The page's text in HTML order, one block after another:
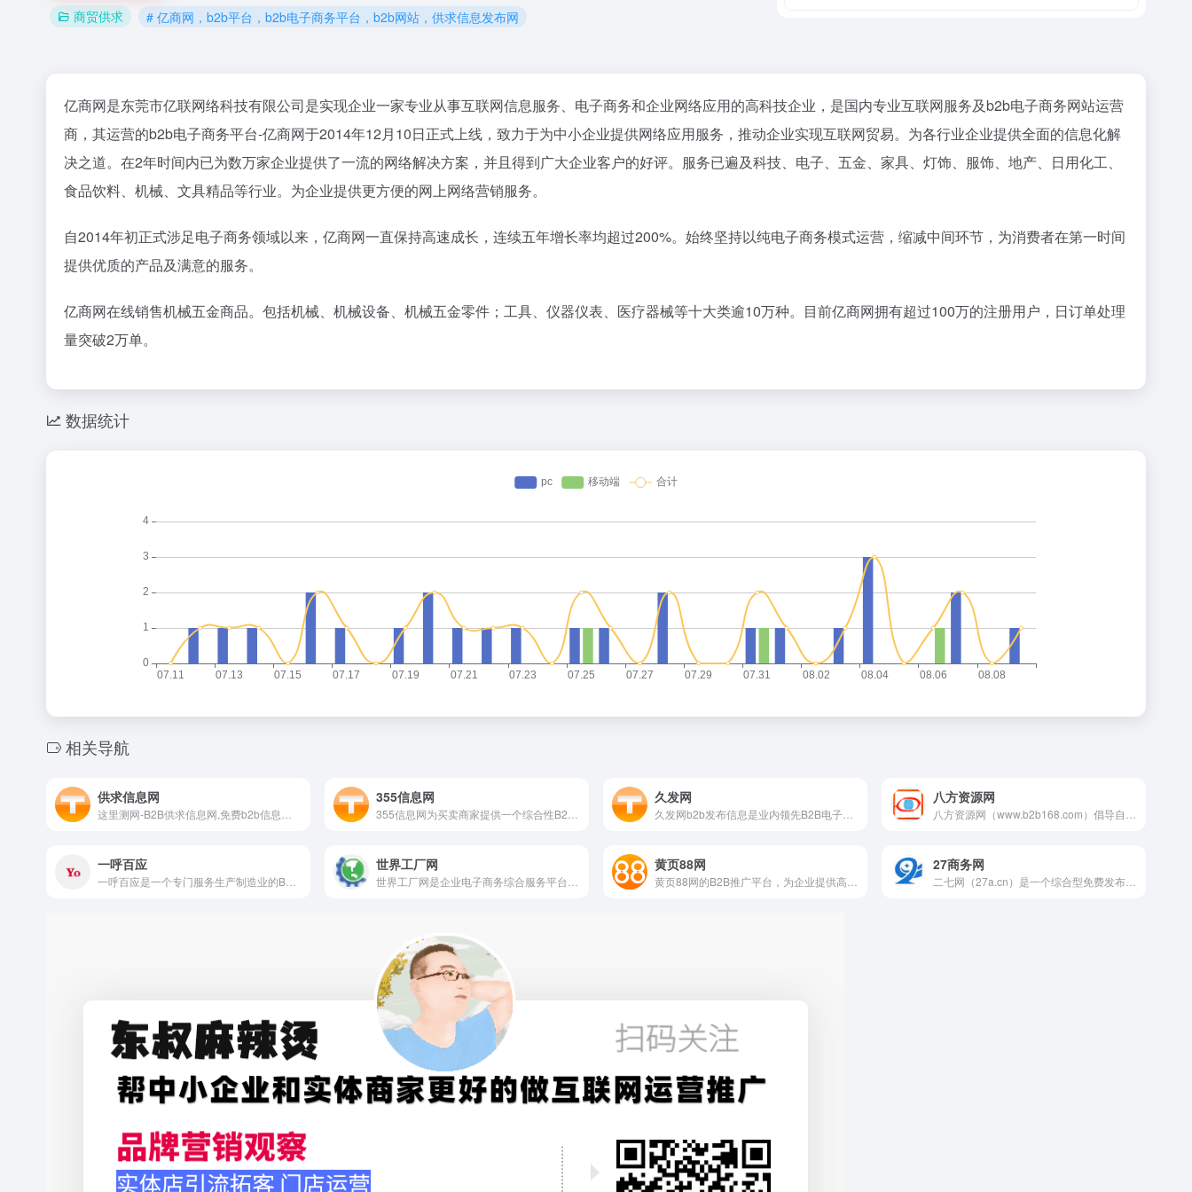
商贸供求 # 亿商网，b2b平台，b2b电子商务平台，b2b网站，供求信息发布网
亿商网是东莞市亿联网络科技有限公司是实现企业一家专业从事互联网信息服务、电子商务和企业网络应用的高科技企业，是国内专业互联网服务及b2b电子商务网站运营
商，其运营的b2b电子商务平台-亿商网于2014年12月10日正式上线，致力于为中小企业提供网络应用服务，推动企业实现互联网贸易。为各行业企业提供全面的信息化解
决之道。在2年时间内已为数万家企业提供了一流的网络解决方案，并且得到广大企业客户的好评。服务已遍及科技、电子、五金、家具、灯饰、服饰、地产、日用化工、
食品饮料、机械、文具精品等行业。为企业提供更方便的网上网络营销服务。
自2014年初正式涉足电子商务领域以来，亿商网一直保持高速成长，连续五年增长率均超过200%。始终坚持以纯电子商务模式运营，缩减中间环节，为消费者在第一时间
提供优质的产品及满意的服务。
亿商网在线销售机械五金商品。包括机械、机械设备、机械五金零件；工具、仪器仪表、医疗器械等十大类逾10万种。目前亿商网拥有超过100万的注册用户，日订单处理
量突破2万单。
数据统计
相关导航
供求信息网 355信息网 久发网 八方资源网
一呼百应 世界工厂网 黄页88网 27商务网